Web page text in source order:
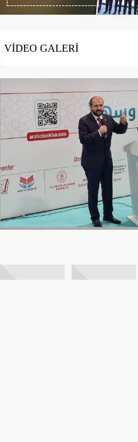
VİDEO GALERİ